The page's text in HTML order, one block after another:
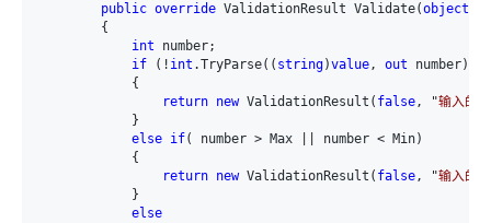
public override ValidationResult Validate(object
        {
int number;
if (! int .TryParse(( string)value, out number))
            {
return new ValidationResult( false, "输入的
            }
else if( number > Max || number < Min)
            {
return new ValidationResult( false, "输入的
            }
else